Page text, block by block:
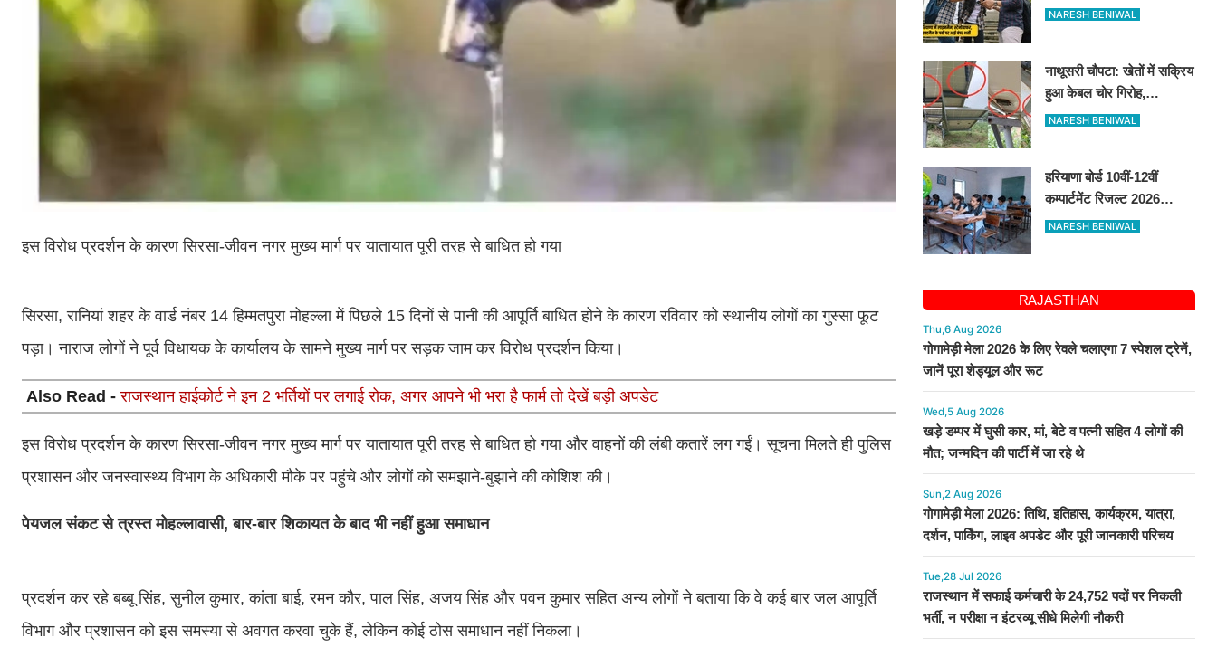
इस विरोध प्रदर्शन के कारण सिरसा-जीवन नगर मुख्य मार्ग पर यातायात पूरी तरह से बाधित हो गया
सिरसा, रानियां शहर के वार्ड नंबर 14 हिम्मतपुरा मोहल्ला में पिछले 15 दिनों से पानी की आपूर्ति बाधित होने के कारण रविवार को स्थानीय लोगों का गुस्सा फूट
पड़ा। नाराज लोगों ने पूर्व विधायक के कार्यालय के सामने मुख्य मार्ग पर सड़क जाम कर विरोध प्रदर्शन किया।
Also Read -राजस्थान हाईकोर्ट ने इन 2 भर्तियों पर लगाई रोक, अगर आपने भी भरा है फार्म तो देखें बड़ी अपडेट
इस विरोध प्रदर्शन के कारण सिरसा-जीवन नगर मुख्य मार्ग पर यातायात पूरी तरह से बाधित हो गया और वाहनों की लंबी कतारें लग गईं। सूचना मिलते ही पुलिस
प्रशासन और जनस्वास्थ्य विभाग के अधिकारी मौके पर पहुंचे और लोगों को समझाने-बुझाने की कोशिश की।
पेयजल संकट से त्रस्त मोहल्लावासी, बार-बार शिकायत के बाद भी नहीं हुआ समाधान
प्रदर्शन कर रहे बब्बू सिंह, सुनील कुमार, कांता बाई, रमन कौर, पाल सिंह, अजय सिंह और पवन कुमार सहित अन्य लोगों ने बताया कि वे कई बार जल आपूर्ति
विभाग और प्रशासन को इस समस्या से अवगत करवा चुके हैं, लेकिन कोई ठोस समाधान नहीं निकला।
ड्राफ्टमैन के पदों पर आई बंपर
NARESH BENIWAL
नाथूसरी चौपटा: खेतों में सक्रिय
हुआ केबल चोर गिरोह,
गुसाईआना में 4 सोलर पैनल
NARESH BENIWAL
हरियाणा बोर्ड 10वीं-12वीं
कम्पार्टमेंट रिजल्ट 2026
जारी, bseh.org.in से करें
NARESH BENIWAL
RAJASTHAN
Thu,6 Aug 2026
गोगामेड़ी मेला 2026 के लिए रेवले चलाएगा 7 स्पेशल ट्रेनें,
जानें पूरा शेड्यूल और रूट
Wed,5 Aug 2026
खड़े डम्पर में घुसी कार, मां, बेटे व पत्नी सहित 4 लोगों की
मौत; जन्मदिन की पार्टी में जा रहे थे
Sun,2 Aug 2026
गोगामेड़ी मेला 2026: तिथि, इतिहास, कार्यक्रम, यात्रा,
दर्शन, पार्किंग, लाइव अपडेट और पूरी जानकारी परिचय
Tue,28 Jul 2026
राजस्थान में सफाई कर्मचारी के 24,752 पदों पर निकली
भर्ती, न परीक्षा न इंटरव्यू सीधे मिलेगी नौकरी